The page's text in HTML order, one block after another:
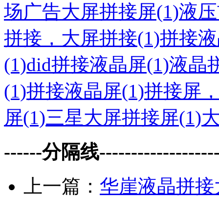
场广告大屏拼接屏(1)液
拼接，大屏拼接(1)拼接
(1)did拼接液晶屏(1)液晶
(1)拼接液晶屏(1)拼接屏
屏(1)三星大屏拼接屏(1)
------分隔线
上一篇： 华崖液晶拼